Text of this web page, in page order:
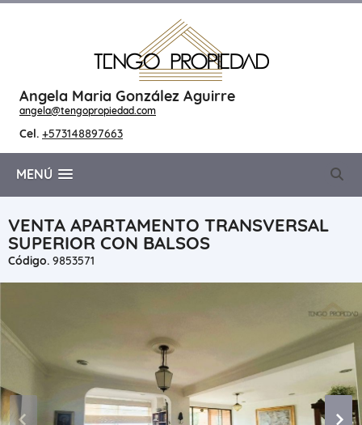
Angela Maria González Aguirre
angela@tengopropiedad.com
Cel. +573148897663
MENÚ
VENTA APARTAMENTO TRANSVERSAL
SUPERIOR CON BALSOS
Código. 9853571